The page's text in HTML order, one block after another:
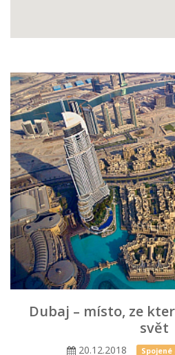
Dubaj – místo, ze
svět
20.12.2018